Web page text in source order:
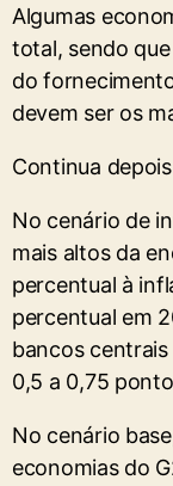
Algumas
total, sendo
do
devem ser os
Continua
No cenário de
mais altos ​da
percentual à
percentual em
bancos
0,5 a 0,75
No cenário
economias do